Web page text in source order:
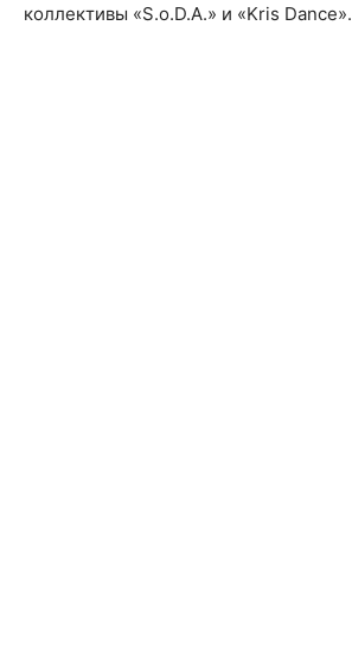
коллективы «S.o.D.A.» и «Kris Dance».